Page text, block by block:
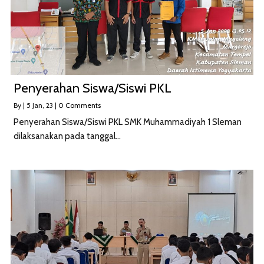
Penyerahan Siswa/Siswi PKL
By | 5 Jan, 23 | 0 Comments
Penyerahan Siswa/Siswi PKL SMK Muhammadiyah 1 Sleman
dilaksanakan pada tanggal…